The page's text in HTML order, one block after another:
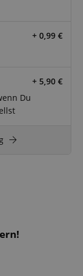
+ 0,99 €
+ 5,90 €
Du